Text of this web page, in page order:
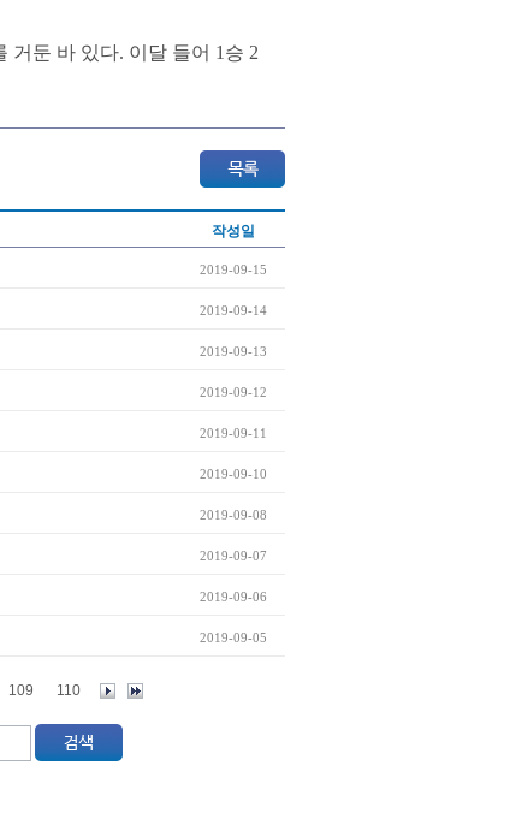
거둔 바 있다. 이달 들어 1승 2
작성일
2019-09-15
2019-09-14
2019-09-13
2019-09-12
2019-09-11
2019-09-10
2019-09-08
2019-09-07
2019-09-06
2019-09-05
109 110